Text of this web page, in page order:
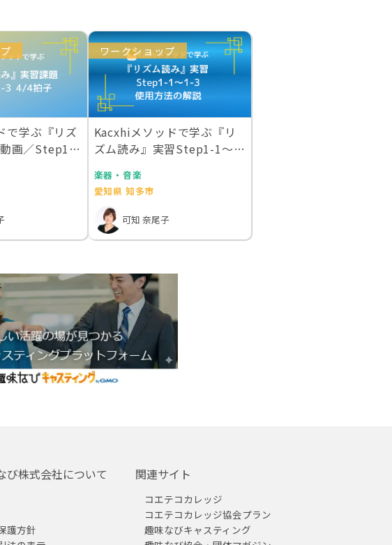
で学ぶ『リズ
画／Step1-3
ワークショップ
Kacxhiメソッドで学ぶ『リ
ズム読み』実習Step1-1〜1-
楽器・音楽
愛知県 知多市
可知 奈尾子
び株式会社について
護方針
関連サイト
コエテコカレッジ
コエテコカレッジ協会プラン
趣味なびキャスティング